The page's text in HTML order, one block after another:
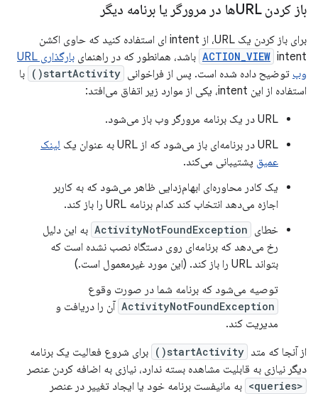
باز کردن URLها در مرورگر یا برنامه دیگر
برای باز کردن یک URL، از intent ای استفاده کنید که حاوی اکشن
ACTION_VIEW intent باشد، همانطور که در راهنمای
بارگذاری URL
وب توضیح داده شده است. پس از فراخوانی startActivity()
با
استفاده از این intent، یکی از موارد زیر اتفاق می‌افتد:
URL در یک برنامه مرورگر وب باز می‌شود.
URL در برنامه‌ای باز می‌شود که از URL به عنوان یک
لینک
عمیق پشتیبانی می‌کند.
یک کادر محاوره‌ای ابهام‌زدایی ظاهر می‌شود که به کاربر
اجازه می‌دهد انتخاب کند کدام برنامه URL را باز کند.
خطای ActivityNotFoundException به این دلیل
رخ می‌دهد که برنامه‌ای روی دستگاه نصب نشده است که
بتواند URL را باز کند. (این مورد غیرمعمول است.)
توصیه می‌شود که برنامه شما در صورت وقوع
ActivityNotFoundException آن را دریافت و
مدیریت کند.
از آنجا که متد startActivity()
برای شروع فعالیت یک برنامه
دیگر نیازی به قابلیت مشاهده بسته ندارد، نیازی به اضافه کردن عنصر
<queries> به مانیفست برنامه خود یا ایجاد تغییر در عنصر